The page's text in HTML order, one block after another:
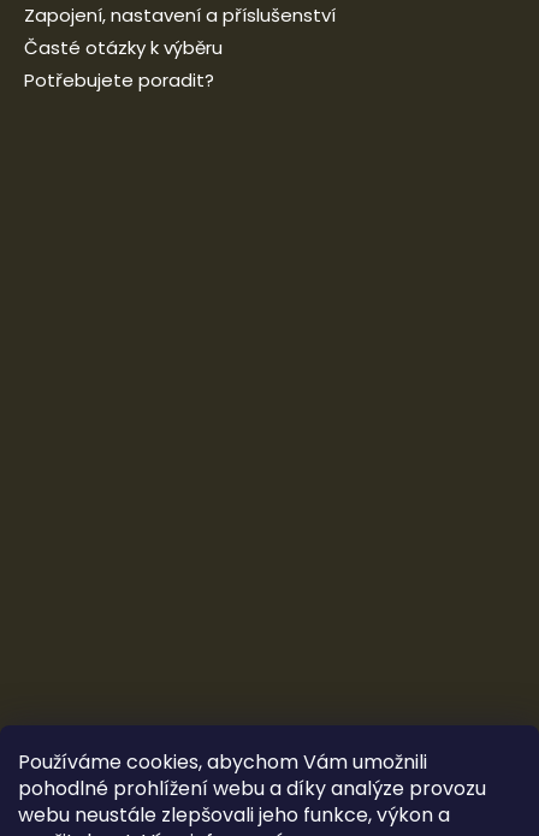
Používáme cookies, abychom Vám umožnili
pohodlné prohlížení webu a díky analýze provozu
webu neustále zlepšovali jeho funkce, výkon a
Zapojení, nastavení a příslušenství
Časté otázky k výběru
Potřebujete poradit?